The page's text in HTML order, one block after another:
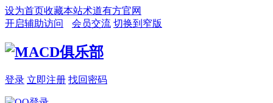
设为首页收藏本站术道有方官网
开启辅助访问
会员交流 切换到窄版
登录 立即注册 找回密码